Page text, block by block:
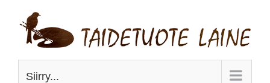
content
Siirry...